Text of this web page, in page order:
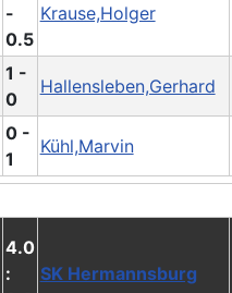
-
0.5
Krause,Holger
1 -
0
Hallensleben,Gerhard
0 -
1
Kühl,Marvin
4.0
:
SK Hermannsburg